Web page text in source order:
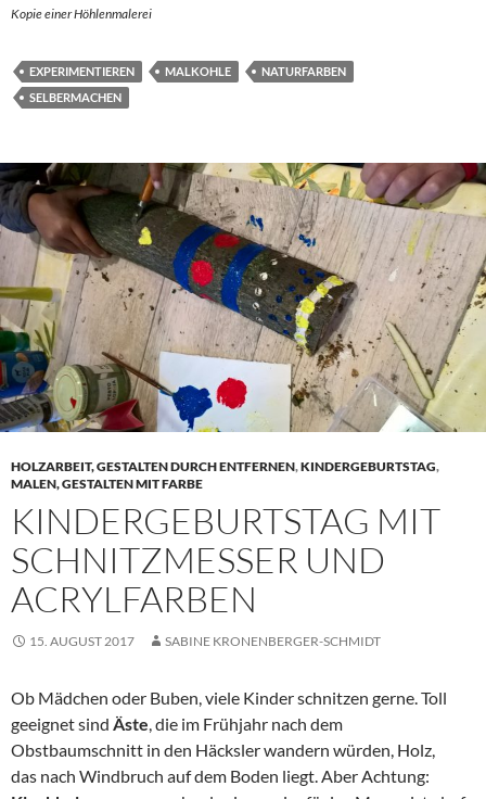
Kopie einer Höhlenmalerei
EXPERIMENTIEREN MALKOHLE
NATURFARBEN
SELBERMACHEN
HOLZARBEIT, GESTALTEN DURCH ENTFERNEN,KINDERGEBURTSTAG,
MALEN, GESTALTEN MIT FARBE
KINDERGEBURTSTAG MIT
SCHNITZMESSER UND
ACRYLFARBEN
15. AUGUST 2017 SABINE KRONENBERGER-SCHMIDT
Ob Mädchen oder Buben, viele Kinder schnitzen gerne. Toll
geeignet sind Äste , die im Frühjahr nach dem
Obstbaumschnitt in den Häcksler wandern würden, Holz,
das nach Windbruch auf dem Boden liegt. Aber Achtung: